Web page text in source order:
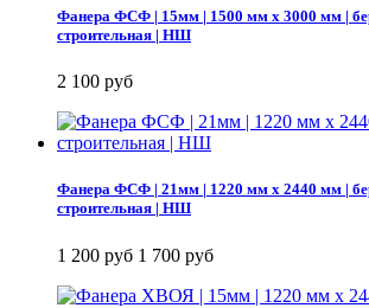
Фанера ФСФ | 15мм | 1500 мм х 3000 мм |
строительная | НШ
2 100 руб
Фанера ФСФ | 21мм | 1220 мм х 2440 мм |
строительная | НШ
1 200 руб 1 700 руб